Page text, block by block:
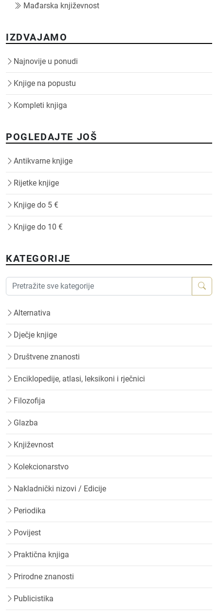
Mađarska književnost
IZDVAJAMO
Najnovije u ponudi
Knjige na popustu
Kompleti knjiga
POGLEDAJTE JOŠ
Antikvarne knjige
Rijetke knjige
Knjige do 5 €
Knjige do 10 €
KATEGORIJE
Alternativa
Dječje knjige
Društvene znanosti
Enciklopedije, atlasi, leksikoni i rječnici
Filozofija
Glazba
Književnost
Kolekcionarstvo
Nakladnički nizovi / Edicije
Periodika
Povijest
Praktična knjiga
Prirodne znanosti
Publicistika